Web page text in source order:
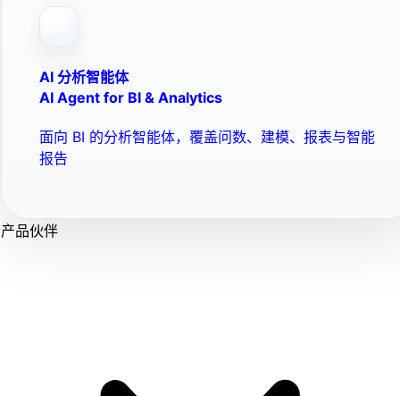
AI 分析智能体
AI Agent for BI & Analytics
面向 BI 的分析智能体，覆盖问数、建模、报表与智能
报告
产品伙伴